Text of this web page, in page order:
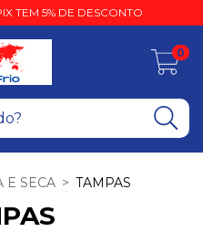
TEM 5% DE DESCONTO
0
E SECA > TAMPAS